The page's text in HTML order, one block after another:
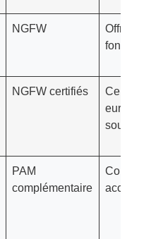
NGFW
Offre PME,
NGFW certifiés
PAM
complémentaire
Contrôle
accès à